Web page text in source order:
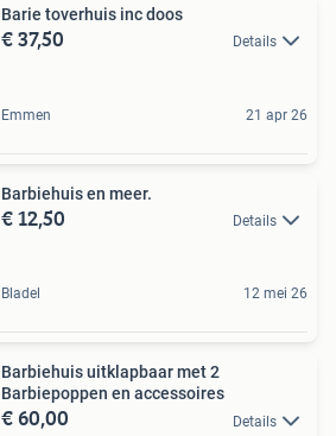
Barie toverhuis inc doos
€ 37,50 Details
Emmen 21 apr 26
Barbiehuis en meer.
€ 12,50 Details
Bladel 12 mei 26
Barbiehuis uitklapbaar met 2
Barbiepoppen en accessoires
€ 60,00 Details